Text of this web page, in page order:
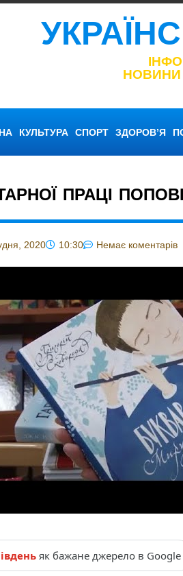
НОВИНИ
КУЛЬТУРА СПОРТ ЗДОРОВ’Я
ПРАЦІ
2020 10:30 Немає коментарів
як бажане джерело в Google